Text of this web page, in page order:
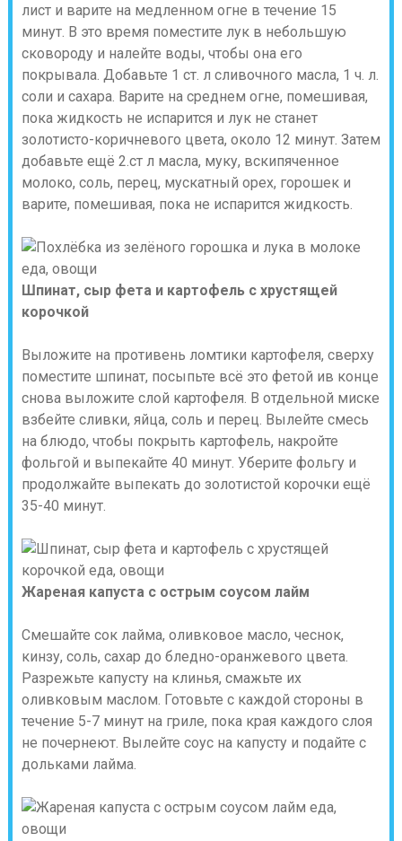
лист и варите на медленном огне в течение 15
минут. В это время поместите лук в небольшую
сковороду и налейте воды, чтобы она его
покрывала. Добавьте 1 ст. л сливочного масла, 1 ч. л.
соли и сахара. Варите на среднем огне, помешивая,
пока жидкость не испарится и лук не станет
золотисто-коричневого цвета, около 12 минут. Затем
добавьте ещё 2.ст л масла, муку, вскипяченное
молоко, соль, перец, мускатный орех, горошек и
варите, помешивая, пока не испарится жидкость.
Шпинат, сыр фета и картофель с хрустящей
корочкой
Выложите на противень ломтики картофеля, сверху
поместите шпинат, посыпьте всё это фетой ив конце
снова выложите слой картофеля. В отдельной миске
взбейте сливки, яйца, соль и перец. Вылейте смесь
на блюдо, чтобы покрыть картофель, накройте
фольгой и выпекайте 40 минут. Уберите фольгу и
продолжайте выпекать до золотистой корочки ещё
35-40 минут.
Жареная капуста с острым соусом лайм
Смешайте сок лайма, оливковое масло, чеснок,
кинзу, соль, сахар до бледно-оранжевого цвета.
Разрежьте капусту на клинья, смажьте их
оливковым маслом. Готовьте с каждой стороны в
течение 5-7 минут на гриле, пока края каждого слоя
не почернеют. Вылейте соус на капусту и подайте с
дольками лайма.